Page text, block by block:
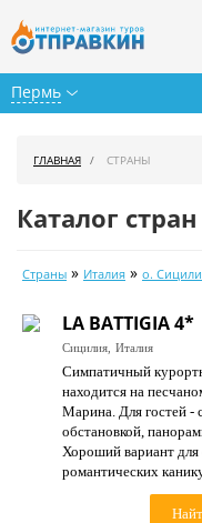
Пермь
Календарь туров
Цены дня
Страны
Как купить
О нас
ГЛАВНАЯ СТРАНЫ
Каталог
Страны » Италия » о.
LA BATTIGIA 4*
Сицилия, Италия
Симпатичный
находится на
Марина. Для гостей -
обстановкой,
Хороший вариант для
романтических